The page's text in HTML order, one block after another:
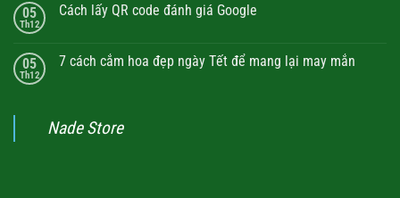
05
Th12
Cách lấy QR code đánh giá Google
05
Th12
7 cách cắm hoa đẹp ngày Tết để mang lại may mắn
Nade Store